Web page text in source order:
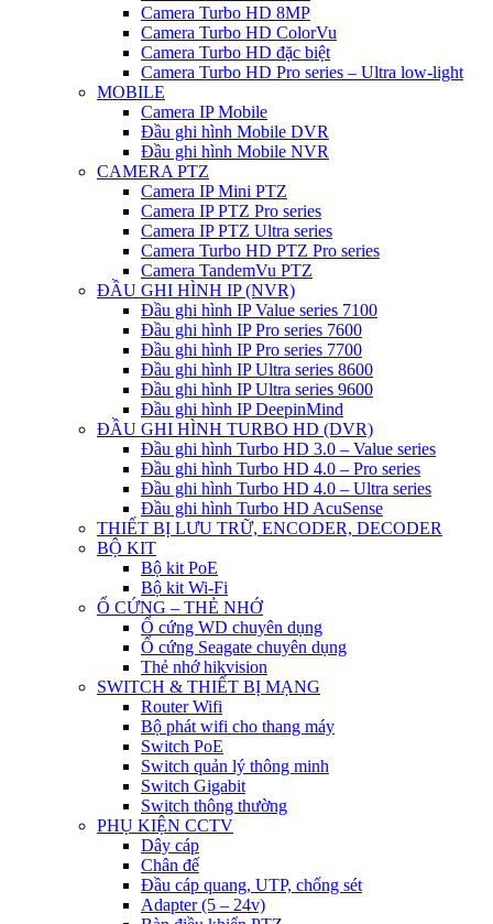
Camera Turbo HD 8MP
Camera Turbo HD ColorVu
Camera Turbo HD đặc biệt
Camera Turbo HD Pro series – Ultra low-light
MOBILE
Camera IP Mobile
Đầu ghi hình Mobile DVR
Đầu ghi hình Mobile NVR
CAMERA PTZ
Camera IP Mini PTZ
Camera IP PTZ Pro series
Camera IP PTZ Ultra series
Camera Turbo HD PTZ Pro series
Camera TandemVu PTZ
ĐẦU GHI HÌNH IP (NVR)
Đầu ghi hình IP Value series 7100
Đầu ghi hình IP Pro series 7600
Đầu ghi hình IP Pro series 7700
Đầu ghi hình IP Ultra series 8600
Đầu ghi hình IP Ultra series 9600
Đầu ghi hình IP DeepinMind
ĐẦU GHI HÌNH TURBO HD (DVR)
Đầu ghi hình Turbo HD 3.0 – Value series
Đầu ghi hình Turbo HD 4.0 – Pro series
Đầu ghi hình Turbo HD 4.0 – Ultra series
Đầu ghi hình Turbo HD AcuSense
THIẾT BỊ LƯU TRỮ, ENCODER, DECODER
BỘ KIT
Bộ kit PoE
Bộ kit Wi-Fi
Ổ CỨNG – THẺ NHỚ
Ổ cứng WD chuyên dụng
Ổ cứng Seagate chuyên dụng
Thẻ nhớ hikvision
SWITCH & THIẾT BỊ MẠNG
Router Wifi
Bộ phát wifi cho thang máy
Switch PoE
Switch quản lý thông minh
Switch Gigabit
Switch thông thường
PHỤ KIỆN CCTV
Dây cáp
Chân đế
Đầu cáp quang, UTP, chống sét
Adapter (5 – 24v)